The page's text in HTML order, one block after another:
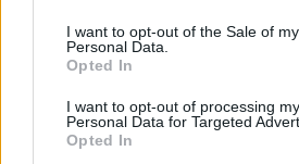
I want to opt-out of the Sale of my
Personal Data.
Opted In
I want to opt-out of processing my
Personal Data for Targeted
Opted In
και
Η
δηλητηρίαση
followers της